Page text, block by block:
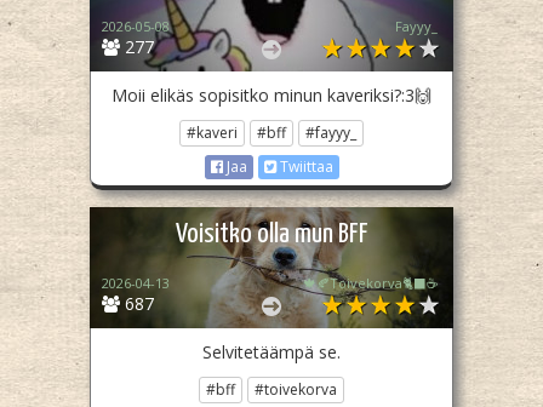
277
2026-05-08 Fayyy_
Moii elikäs sopisitko minun kaveriksi?:3🙌
#kaveri #bff
#fayyy_
Jaa
Twiittaa
Voisitko olla mun BFF
687
2026-04-13 🍁🍂Toivekorva🐈‍⬛☕
Selvitetäämpä se.
#bff
#toivekorva